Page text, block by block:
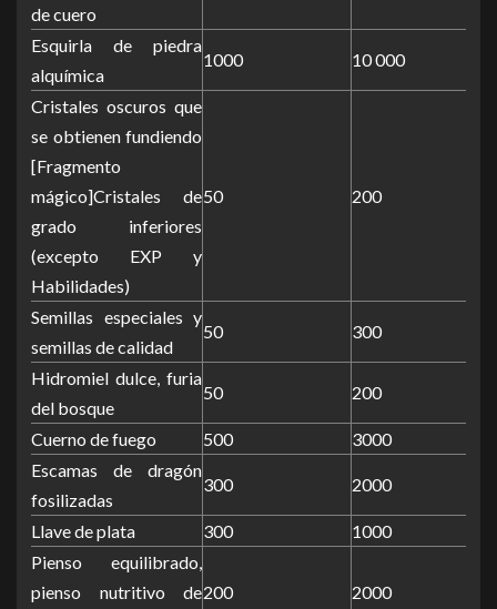
de cuero
Esquirla de piedra
alquímica
1000 10 000
Cristales oscuros que
se obtienen fundiendo
[Fragmento
mágico]Cristales de
grado inferiores
(excepto EXP y
Habilidades)
50 200
Semillas especiales y
semillas de calidad
50 300
Hidromiel dulce, furia
del bosque
50 200
Cuerno de fuego 500
3000
Escamas de dragón
fosilizadas
300 2000
Llave de plata 300
1000
Pienso equilibrado,
pienso nutritivo de200 2000